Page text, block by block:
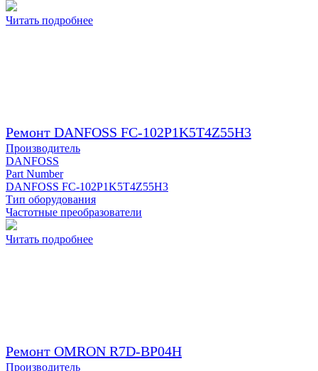
Читать подробнее
Ремонт DANFOSS FC-102P1K5T4Z55H3
Производитель
DANFOSS
Part Number
DANFOSS FC-102P1K5T4Z55H3
Тип оборудования
Частотные преобразователи
Читать подробнее
Ремонт OMRON R7D-BP04H
Производитель